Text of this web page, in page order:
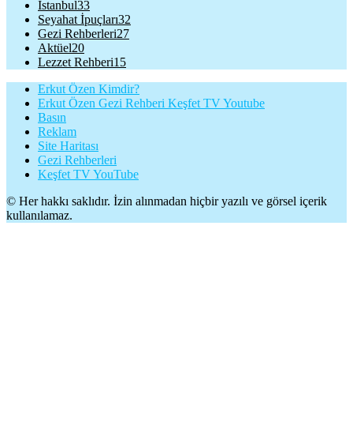
İstanbul33
Seyahat İpuçları32
Gezi Rehberleri27
Aktüel20
Lezzet Rehberi15
Erkut Özen Kimdir?
Erkut Özen Gezi Rehberi Keşfet TV Youtube
Basın
Reklam
Site Haritası
Gezi Rehberleri
Keşfet TV YouTube
© Her hakkı saklıdır. İzin alınmadan hiçbir yazılı ve görsel içerik
kullanılamaz.